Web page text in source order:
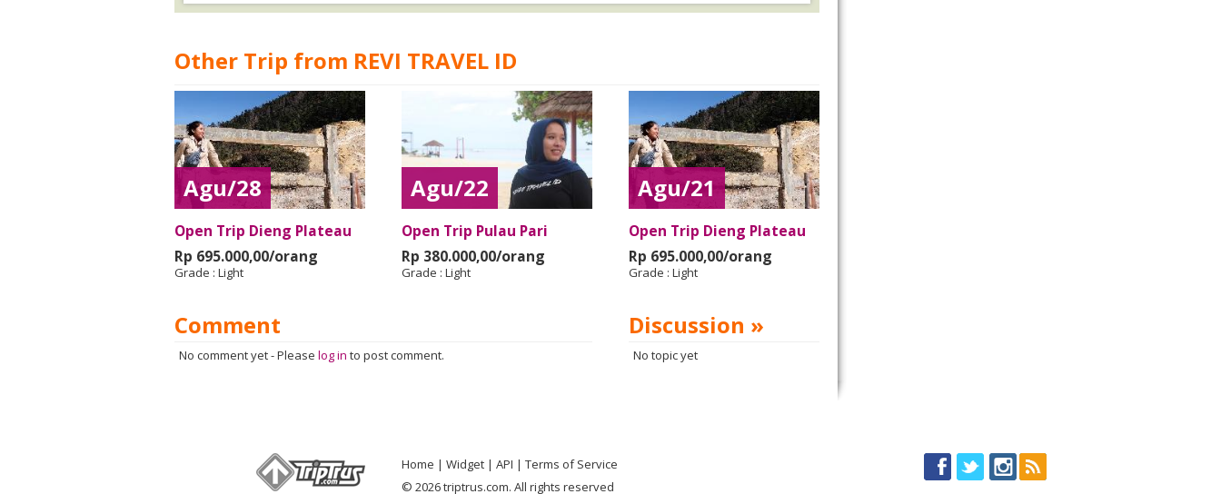
Other Trip from REVI TRAVEL ID
Agu/28
Open Trip Dieng Plateau
Rp 695.000,00/orang
Grade : Light
Agu/22
Open Trip Pulau Pari
Rp 380.000,00/orang
Grade : Light
Agu/21
Open Trip Dieng Plateau
Rp 695.000,00/orang
Grade : Light
Comment
No comment yet-Please log in to post comment.
Discussion »
No topic yet
Home Widget API
Terms of Service
© 2026 triptrus.com. All rights reserved